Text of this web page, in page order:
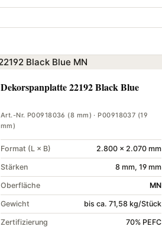
Dekorspanplatte 22192 Black Blue
Art.-Nr. P00918036 (8 mm) · P00918037 (19
mm)
Format (L × B) 2.800 × 2.070 mm
Stärken 8 mm, 19 mm
Oberfläche MN
Gewicht bis ca. 71,58 kg/Stück
Zertifizierung 70% PEFC